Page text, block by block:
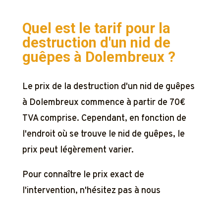
Quel est le tarif pour la
destruction d'un nid de
guêpes à Dolembreux ?
Le prix de la destruction d'un nid de guêpes
à Dolembreux commence à partir de 70€
TVA comprise. Cependant, en fonction de
l'endroit où se trouve le nid de guêpes, le
prix peut légèrement varier.
Pour connaître le prix exact de
l'intervention, n'hésitez pas à nous